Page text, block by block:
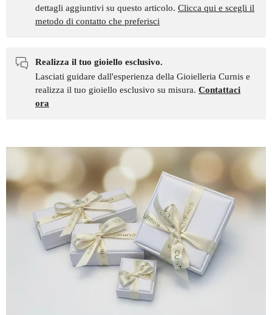
dettagli aggiuntivi su questo articolo. Clicca qui e scegli il
metodo di contatto che preferisci
Realizza il tuo gioiello esclusivo.
Lasciati guidare dall'esperienza della Gioielleria Curnis e
realizza il tuo gioiello esclusivo su misura. Contattaci
ora